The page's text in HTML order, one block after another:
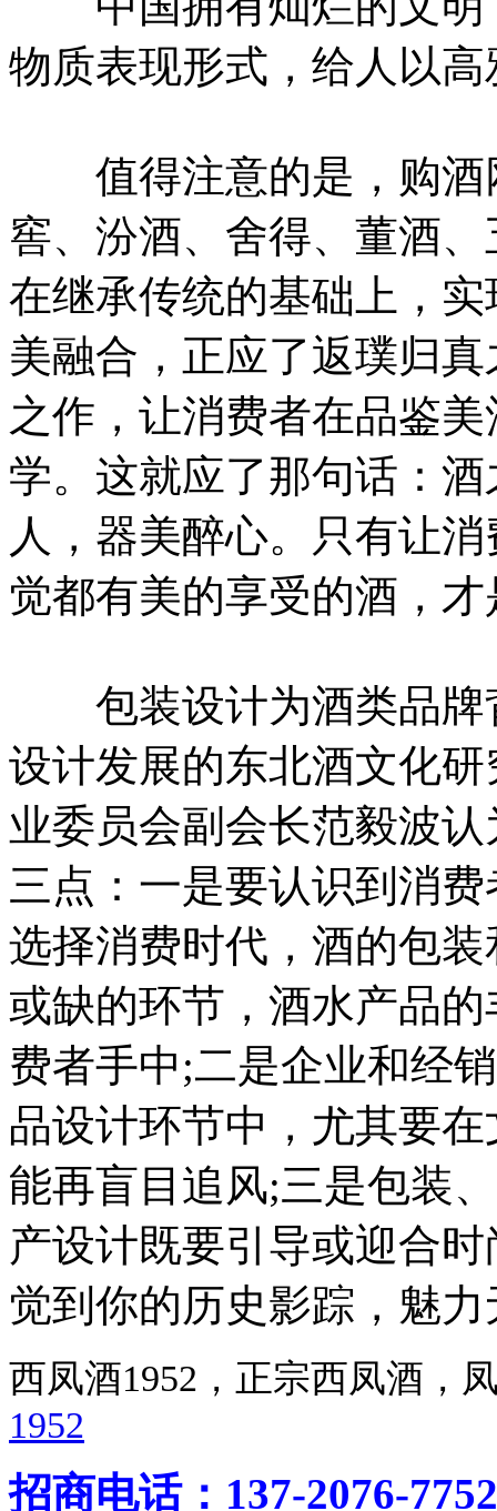
物质表现形式，给人以
值得注意的是，购酒
窖、汾酒、舍得、董酒
在继承传统的基础上，
美融合，正应了返璞归
之作，让消费者在品鉴
学。这就应了那句话：
人，器美醉心。只有让
觉都有美的享受的酒，
包装设计为酒类品牌
设计发展的东北酒文化
业委员会副会长范毅波
三点：一是要认识到消
选择消费时代，酒的包
或缺的环节，酒水产品
费者手中;二是企业和经
品设计环节中，尤其要
能再盲目追风;三是包装
产设计既要引导或迎合
觉到你的历史影踪，魅力
西凤酒1952，正宗西凤酒
1952
招商电话：137-2076-7752